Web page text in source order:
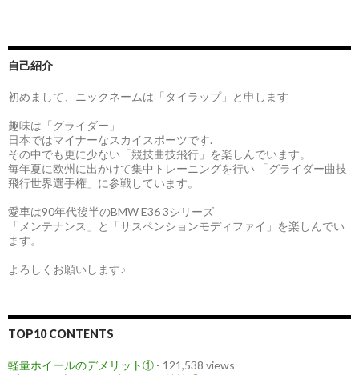
自己紹介
初めまして、ニックネームは「タイラップ」と申します
趣味は「グライダー」
日本ではマイナーなスカイスポーツです.
その中でも更に少ない「競技曲技飛行」を楽しんでいます。
毎年夏に欧州に出かけて集中トレーニングを行い 「グライダー曲技
飛行世界選手権」に参戦しています。
愛車は90年代後半のBMW E36 3シリーズ
「メンテナンス」と「サスペンションモディファイ」を楽しんでい
ます。
よろしくお願いします♪
TOP10 CONTENTS
軽量ホイールのデメリット① - 121,538 views